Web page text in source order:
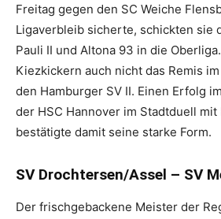
Freitag gegen den SC Weiche
Ligaverbleib sicherte, schickten sie
Pauli II und Altona 93 in die
Kiezkickern auch nicht das Remis
den Hamburger SV II. Einen Erfolg
der HSC Hannover im Stadtduell mit
bestätigte damit seine starke Form.
SV Drochtersen/Assel – SV
Der frischgebackene Meister der